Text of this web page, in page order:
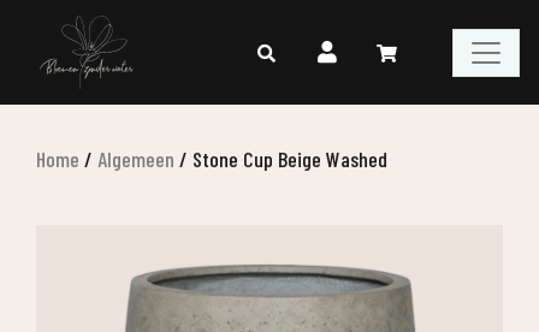
Home / Algemeen / Stone Cup Beige Washed